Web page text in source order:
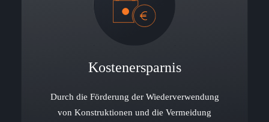
Kostenersparnis
Durch die Förderung der Wiederverwendung
von Konstruktionen und die Vermeidung